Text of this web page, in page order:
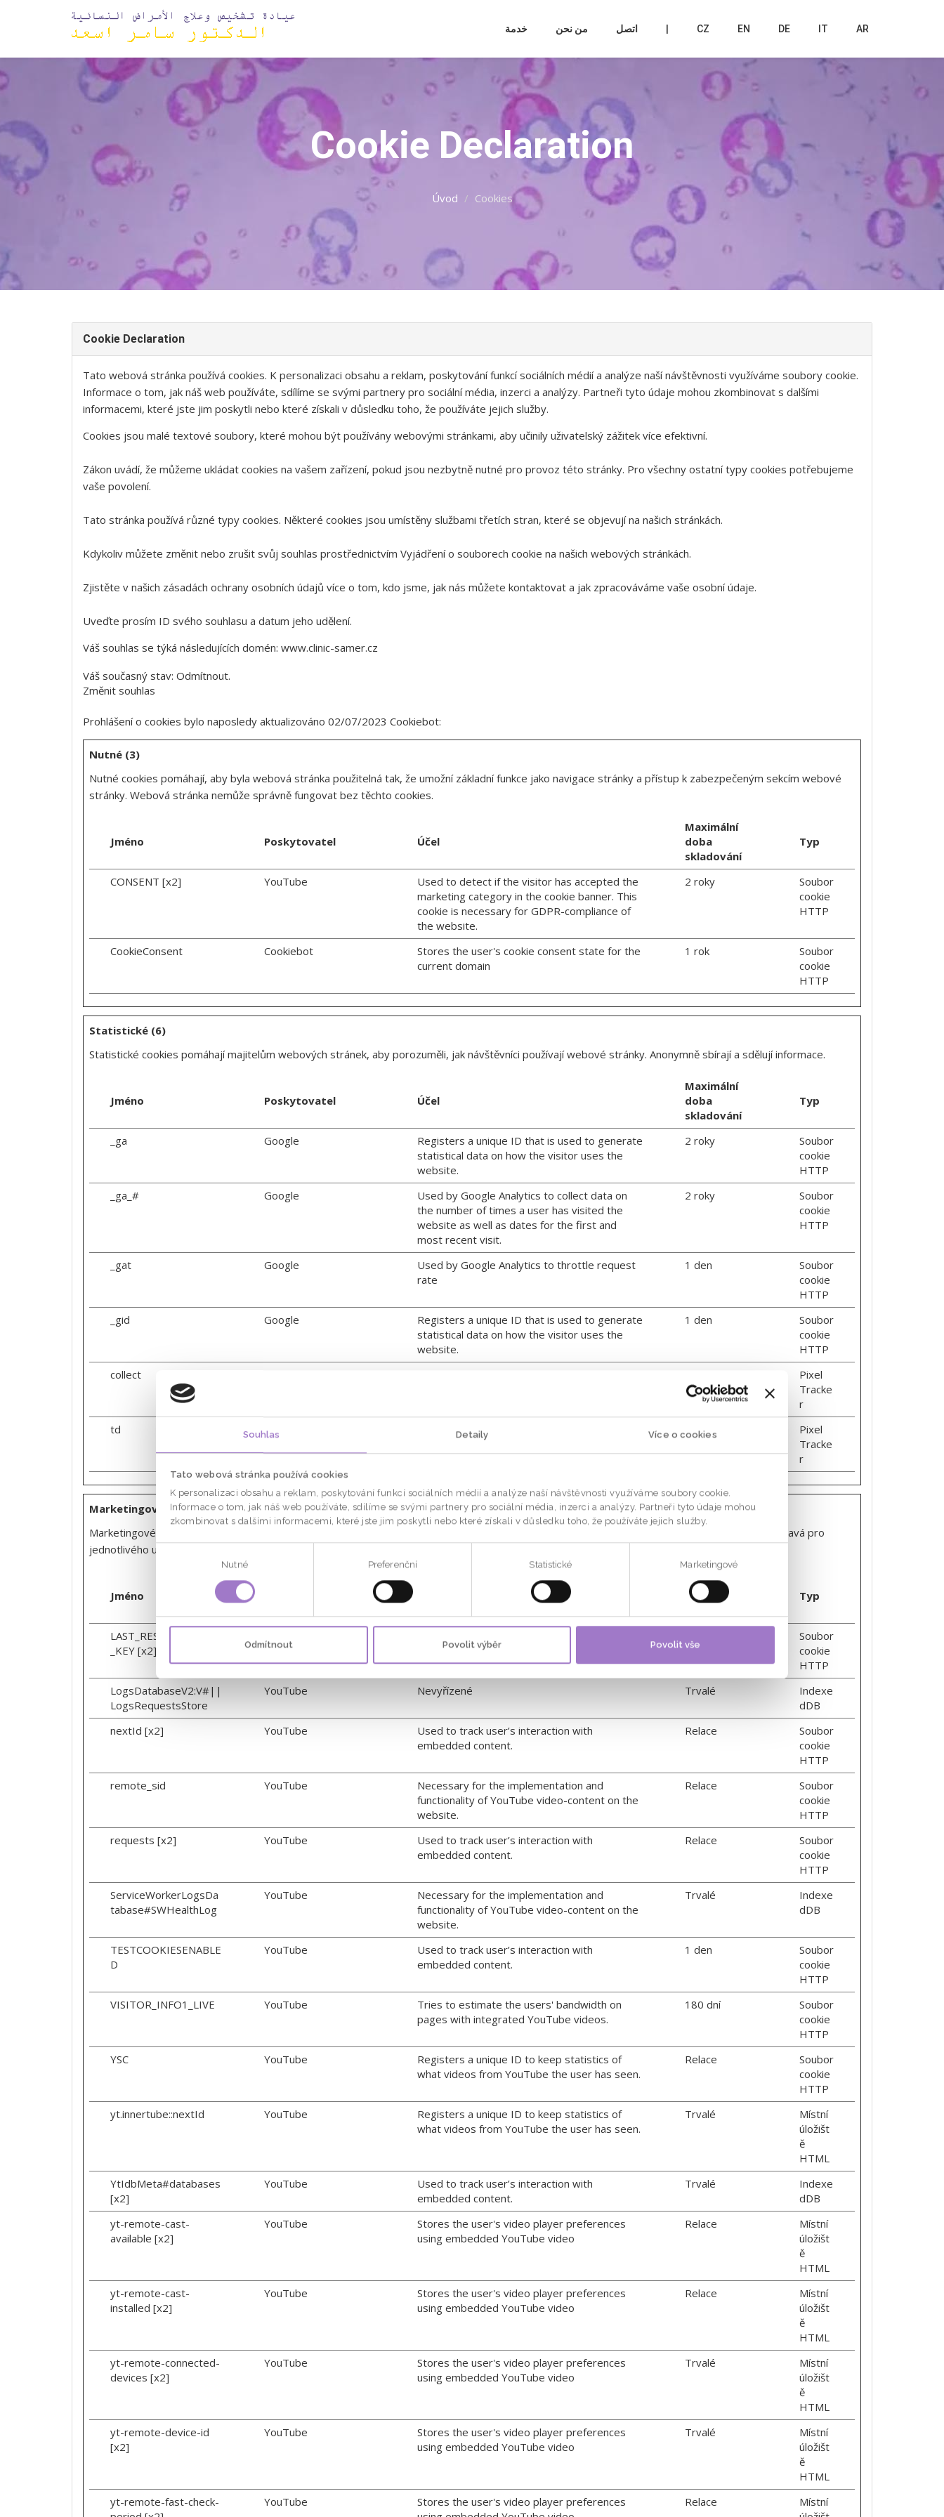
Souhlas Detaily Více o cookies
Tato webová stránka používá cookies
K personalizaci obsahu a reklam, poskytování funkcí sociálních médií a analýze naší návštěvnosti využíváme soubory cookie.
Informace o tom, jak náš web používáte, sdílíme se svými partnery pro sociální média, inzerci a analýzy. Partneři tyto údaje mohou
zkombinovat s dalšími informacemi, které jste jim poskytli nebo které získali v důsledku toho, že používáte jejich služby.
Výběr
Nutné Preferenční Statistické Marketingové
Odmítnout Povolit výběr Povolit vše
خدمة من نحن اتصل CZ EN DE IT AR
Cookie Declaration
Úvod Cookies
Cookie Declaration
Tato webová stránka používá cookies. K personalizaci obsahu a reklam, poskytování funkcí sociálních médií a analýze naší návštěvnosti využíváme soubory cookie.
Informace o tom, jak náš web používáte, sdílíme se svými partnery pro sociální média, inzerci a analýzy. Partneři tyto údaje mohou zkombinovat s dalšími
informacemi, které jste jim poskytli nebo které získali v důsledku toho, že používáte jejich služby.
Cookies jsou malé textové soubory, které mohou být používány webovými stránkami, aby učinily uživatelský zážitek více efektivní.
Zákon uvádí, že můžeme ukládat cookies na vašem zařízení, pokud jsou nezbytně nutné pro provoz této stránky. Pro všechny ostatní typy cookies potřebujeme
vaše povolení.
Tato stránka používá různé typy cookies. Některé cookies jsou umístěny službami třetích stran, které se objevují na našich stránkách.
Kdykoliv můžete změnit nebo zrušit svůj souhlas prostřednictvím Vyjádření o souborech cookie na našich webových stránkách.
Zjistěte v našich zásadách ochrany osobních údajů více o tom, kdo jsme, jak nás můžete kontaktovat a jak zpracováváme vaše osobní údaje.
Uveďte prosím ID svého souhlasu a datum jeho udělení.
Váš souhlas se týká následujících domén: www.clinic-samer.cz
Váš současný stav: Odmítnout.
Změnit souhlas
Prohlášení o cookies bylo naposledy aktualizováno 02/07/2023 Cookiebot:
Nutné (3)
Nutné cookies pomáhají, aby byla webová stránka použitelná tak, že umožní základní funkce jako navigace stránky a přístup k zabezpečeným sekcím webové
stránky. Webová stránka nemůže správně fungovat bez těchto cookies.
Jméno Poskytovatel Účel
Maximální
doba
skladování
Typ
CONSENT [x2] YouTube
Used to detect if the visitor has accepted the
marketing category in the cookie banner. This
cookie is necessary for GDPR-compliance of
the website.
2 roky
Soubor
cookie
HTTP
CookieConsent Cookiebot
Stores the user's cookie consent state for the
current domain
1 rok
Soubor
cookie
HTTP
Statistické (6)
Statistické cookies pomáhají majitelům webových stránek, aby porozuměli, jak návštěvníci používají webové stránky. Anonymně sbírají a sdělují informace.
Jméno Poskytovatel Účel
Maximální
doba
skladování
Typ
_ga Google
Registers a unique ID that is used to generate
statistical data on how the visitor uses the
website.
2 roky
Soubor
cookie
HTTP
_ga_#
Google
Used by Google Analytics to collect data on
the number of times a user has visited the
website as well as dates for the first and
most recent visit.
2 roky
Soubor
cookie
HTTP
_gat Google
Used by Google Analytics to throttle request
rate
1 den
Soubor
cookie
HTTP
_gid
Google
Registers a unique ID that is used to generate
statistical data on how the visitor uses the
website.
1 den
Soubor
cookie
HTTP
collect
Pixel
Tracke
r
td
Google
Registers statistical data on users' behaviour
on the website. Used for internal analytics by
Relace
Pixel
Tracke
r
Marketingové (29)
Marketingové cookies jsou používány pro sledování návštěvníků na webových stránkách. Záměrem je zobrazit reklamu, která je relevantní a zajímavá pro
jednotlivého uživatele a tímto hodnotnější pro vydavatele a inzerenty třetích stran.
Jméno
Maximální
doba
Typ
LAST_RESULT_ENTRY
_KEY [x2]
embedded content.
Soubor
cookie
HTTP
LogsDatabaseV2:V#||
LogsRequestsStore
YouTube Nevyřízené Trvalé
Indexe
dDB
nextId [x2]
YouTube
Used to track user’s interaction with
embedded content.
Relace
Soubor
cookie
HTTP
remote_sid
YouTube
Necessary for the implementation and
functionality of YouTube video-content on the
website.
Relace
Soubor
cookie
HTTP
requests [x2]
YouTube
Used to track user’s interaction with
embedded content.
Relace
Soubor
cookie
HTTP
ServiceWorkerLogsDa
tabase#SWHealthLog
YouTube
Necessary for the implementation and
functionality of YouTube video-content on the
website.
Trvalé
Indexe
dDB
TESTCOOKIESENABLE
D
YouTube
Used to track user’s interaction with
embedded content.
1 den
Soubor
cookie
HTTP
VISITOR_INFO1_LIVE
YouTube
Tries to estimate the users' bandwidth on
pages with integrated YouTube videos.
180 dní
Soubor
cookie
HTTP
YSC
YouTube
Registers a unique ID to keep statistics of
what videos from YouTube the user has seen.
Relace
Soubor
cookie
HTTP
yt.innertube::nextId
YouTube
Registers a unique ID to keep statistics of
what videos from YouTube the user has seen.
Trvalé
Místní
úložišt
ě
HTML
YtIdbMeta#databases
[x2]
YouTube
Used to track user’s interaction with
embedded content.
Trvalé
Indexe
dDB
yt-remote-cast-
available [x2]
YouTube
Stores the user's video player preferences
using embedded YouTube video
Relace
Místní
úložišt
ě
HTML
yt-remote-cast-
installed [x2]
YouTube
Stores the user's video player preferences
using embedded YouTube video
Relace
Místní
úložišt
ě
HTML
yt-remote-connected-
devices [x2]
YouTube
Stores the user's video player preferences
using embedded YouTube video
Trvalé
Místní
úložišt
ě
HTML
yt-remote-device-id
[x2]
YouTube
Stores the user's video player preferences
using embedded YouTube video
Trvalé
Místní
úložišt
ě
HTML
yt-remote-fast-check-
YouTube
Stores the user's video player preferences
Relace
Místní